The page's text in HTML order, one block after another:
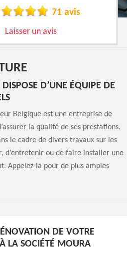
71 avis
Laisser un avis
D’UNE ÉQUIPE DE
Belgique est une entreprise de
la qualité de ses prestations.
le cadre de divers travaux sur les
d’entretenir ou de faire installer une
Appelez-la pour de plus amples
DE VOTRE
LA SOCIÉTÉ MOURA